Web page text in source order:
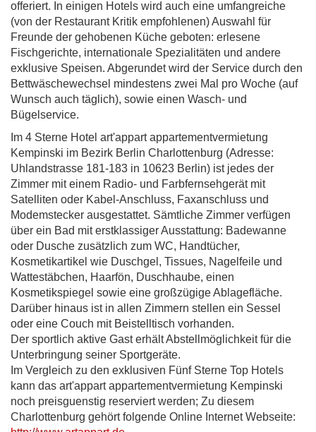
offeriert. In einigen Hotels wird auch eine umfangreiche
(von der Restaurant Kritik empfohlenen) Auswahl für
Freunde der gehobenen Küche geboten: erlesene
Fischgerichte, internationale Spezialitäten und andere
exklusive Speisen. Abgerundet wird der Service durch den
Bettwäschewechsel mindestens zwei Mal pro Woche (auf
Wunsch auch täglich), sowie einen Wasch- und
Bügelservice.
Im 4 Sterne Hotel art'appart appartementvermietung
Kempinski im Bezirk Berlin Charlottenburg (Adresse:
Uhlandstrasse 181-183 in 10623 Berlin) ist jedes der
Zimmer mit einem Radio- und Farbfernsehgerät mit
Satelliten oder Kabel-Anschluss, Faxanschluss und
Modemstecker ausgestattet. Sämtliche Zimmer verfügen
über ein Bad mit erstklassiger Ausstattung: Badewanne
oder Dusche zusätzlich zum WC, Handtücher,
Kosmetikartikel wie Duschgel, Tissues, Nagelfeile und
Wattestäbchen, Haarfön, Duschhaube, einen
Kosmetikspiegel sowie eine großzügige Ablagefläche.
Darüber hinaus ist in allen Zimmern stellen ein Sessel
oder eine Couch mit Beistelltisch vorhanden.
Der sportlich aktive Gast erhält Abstellmöglichkeit für die
Unterbringung seiner Sportgeräte.
Im Vergleich zu den exklusiven Fünf Sterne Top Hotels
kann das art'appart appartementvermietung Kempinski
noch preisguenstig reserviert werden; Zu diesem
Charlottenburg gehört folgende Online Internet Webseite: